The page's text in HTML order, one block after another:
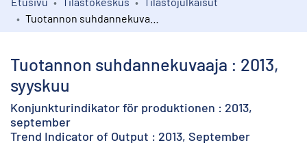
Kokoelmat
Tuotannon suhdannekuvaaja : 2013,
syyskuu
Konjunkturindikator för produktionen : 2013,
september
Trend Indicator of Output : 2013, September